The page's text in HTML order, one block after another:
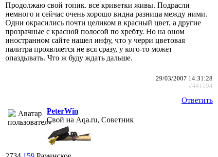
Продолжаю свой топик. все криветки живы. Подрасли
немного и сейчас очень хорошо видна разница между ними.
Одни окрасились почти целиком в красный цвет, а другие
прозрачные с красной полосой по хребту. Но на оном
иностранном сайте нашел инфу, что у черри цветовая
палитра проявляется не вся сразу, у кого-то может
опаздывать. Что ж буду ждать дальше.
29/03/2007 14:31:28
#441694
Ответить
PeterWin
Свой на Aqa.ru, Советник